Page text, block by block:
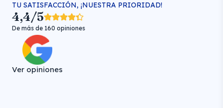
TU SATISFACCIÓN, ¡NUESTRA PRIORIDAD!
4,4/5
De más de 160 opiniones
Ver opiniones